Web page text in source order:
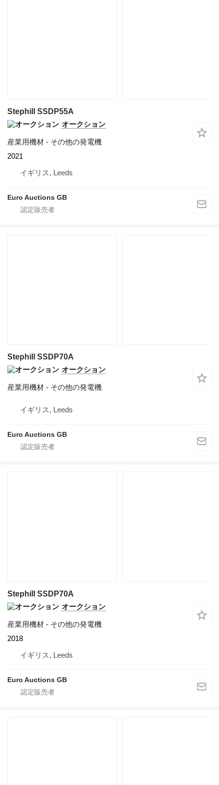
Stephill SSDP55A
オークション
産業用機材 - その他の発電機
2021
イギリス, Leeds
Euro Auctions GB
Stephill SSDP70A
オークション
産業用機材 - その他の発電機
イギリス, Leeds
Euro Auctions GB
Stephill SSDP70A
オークション
産業用機材 - その他の発電機
2018
イギリス, Leeds
Euro Auctions GB